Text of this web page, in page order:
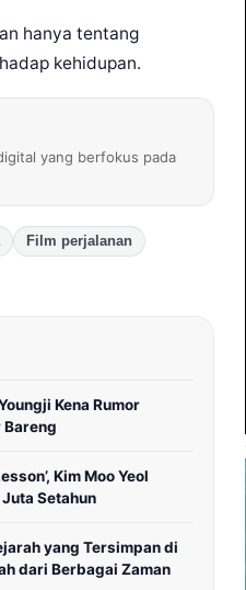
hanya tentang
kehidupan.
yang berfokus pada
Film perjalanan
Kena Rumor
Bareng
Kim Moo Yeol
Setahun
yang Tersimpan di
dari Berbagai Zaman